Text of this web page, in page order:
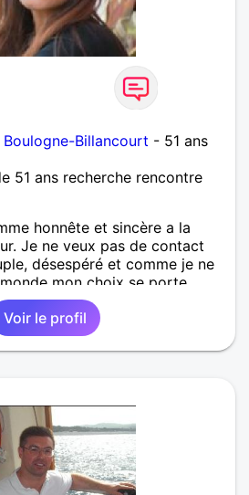
Billancourt - 51 ans
51 ans recherche rencontre
honnête et sincère a la
Je ne veux pas de contact
désespéré et comme je ne
mon choix se porte
ceux qui sont prêt de chez
Voir le profil